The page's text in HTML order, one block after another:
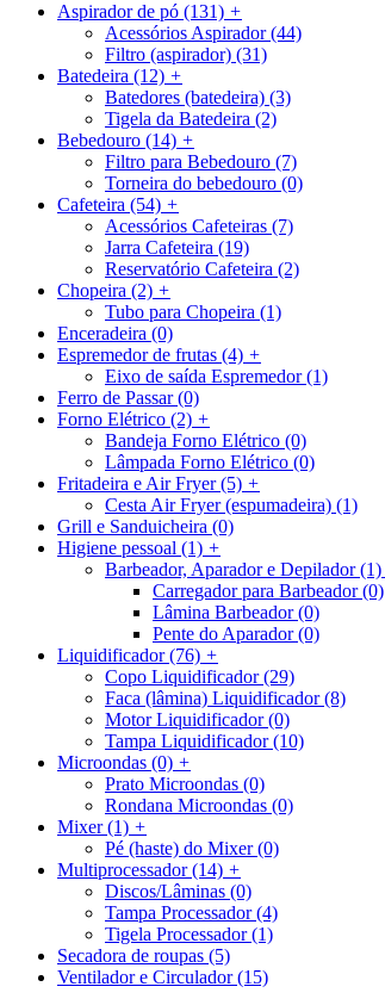
Aspirador de pó (131) +
Acessórios Aspirador(44)
Filtro (aspirador) (31)
Batedeira (12) +
Batedores (batedeira) (3)
Tigela da Batedeira (2)
Bebedouro (14) +
Filtro para Bebedouro (7)
Torneira do bebedouro (0)
Cafeteira (54) +
Acessórios Cafeteiras (7)
Jarra Cafeteira (19)
Reservatório Cafeteira (2)
Chopeira (2) +
Tubo para Chopeira (1)
Enceradeira (0)
Espremedor de frutas (4) +
Eixo de saída Espremedor(1)
Ferro de Passar(0)
Forno Elétrico (2) +
Bandeja Forno Elétrico (0)
Lâmpada Forno Elétrico (0)
Fritadeira e Air Fryer(5) +
Cesta Air Fryer (espumadeira) (1)
Grill e Sanduicheira (0)
Higiene pessoal (1) +
Barbeador, Aparador e Depilador(1)
Carregador para Barbeador(0)
Lâmina Barbeador(0)
Pente do Aparador(0)
Liquidificador(76) +
Copo Liquidificador(29)
Faca (lâmina) Liquidificador(8)
Motor Liquidificador(0)
Tampa Liquidificador(10)
Microondas (0) +
Prato Microondas (0)
Rondana Microondas (0)
Mixer(1) +
Pé (haste) do Mixer(0)
Multiprocessador(14) +
Discos/Lâminas (0)
Tampa Processador(4)
Tigela Processador(1)
Secadora de roupas (5)
Ventilador e Circulador(15)